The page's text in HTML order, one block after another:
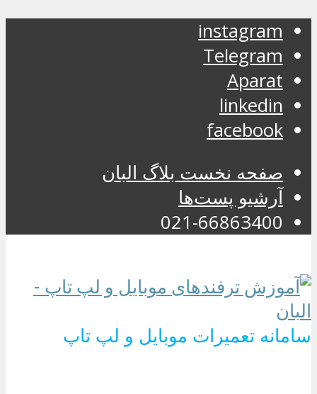
instagram
Telegram
Aparat
linkedin
facebook
صفحه نخست بلاگ البان
آرشیو پست‌ها
021-66863400
سامانه تعمیرات موبایل و لپ تاپ